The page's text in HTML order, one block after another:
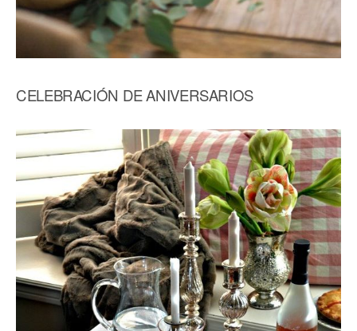
CELEBRACIÓN DE ANIVERSARIOS